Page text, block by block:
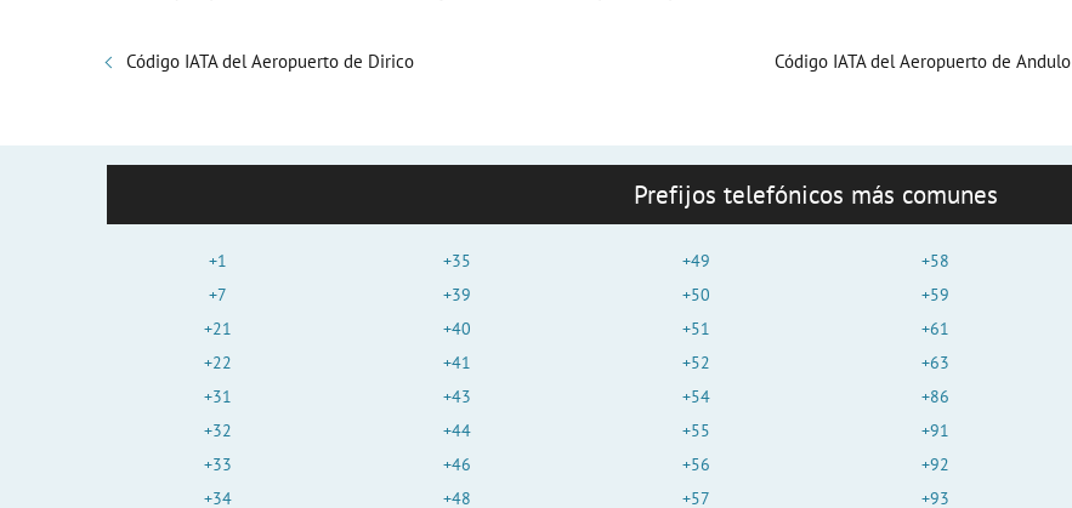
Código IATA del Aeropuerto de Dirico Código IATA del Aeropuerto de Andulo
Prefijos telefónicos más comunes
+1
+7
+21
+22
+31
+32
+33
+34
+35
+39
+40
+41
+43
+44
+46
+48
+49
+50
+51
+52
+54
+55
+56
+57
+58
+59
+61
+63
+86
+91
+92
+93